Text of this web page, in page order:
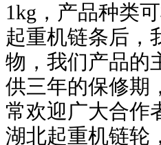
1kg，产品种类
起重机链条后，
物，我们产品的
供三年的保修期
常欢迎广大合作
湖北起重机链轮